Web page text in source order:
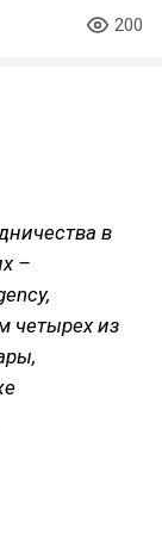
200
в
–
четырех из